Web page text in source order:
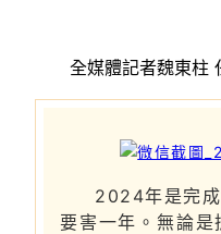
全媒體記者魏東柱
2024年是完成
要害一年。無論